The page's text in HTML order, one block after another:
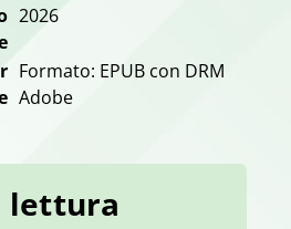
2026
Formato: EPUB con DRM
Adobe
lettura